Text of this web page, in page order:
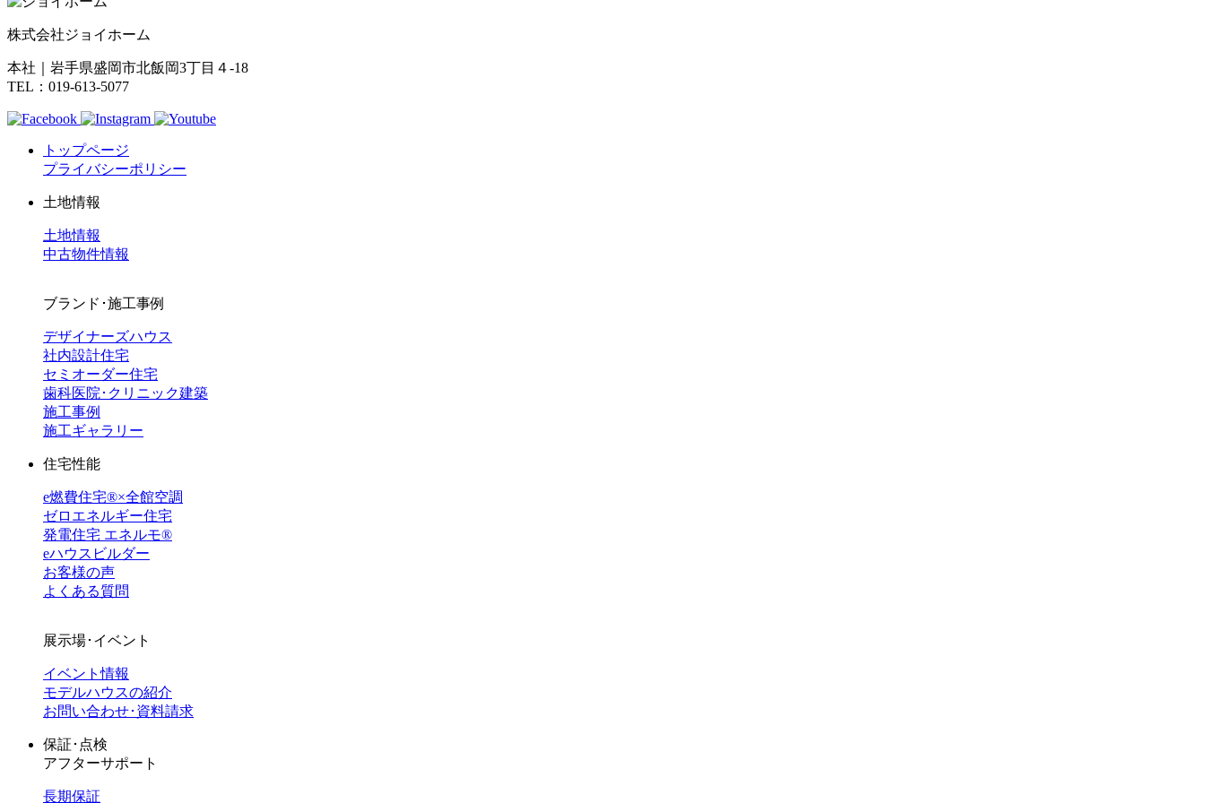
株式会社ジョイホーム
本社｜岩手県盛岡市北飯岡3丁目４-18
TEL：019-613-5077
トップページ
プライバシーポリシー
土地情報
土地情報
中古物件情報
ブランド･施工事例
デザイナーズハウス
社内設計住宅
セミオーダー住宅
歯科医院･クリニック建築
施工事例
施工ギャラリー
住宅性能
e燃費住宅®︎×全館空調
ゼロエネルギー住宅
発電住宅 エネルモ®
eハウスビルダー
お客様の声
よくある質問
展示場･イベント
イベント情報
モデルハウスの紹介
お問い合わせ･資料請求
保証･点検
アフターサポート
長期保証